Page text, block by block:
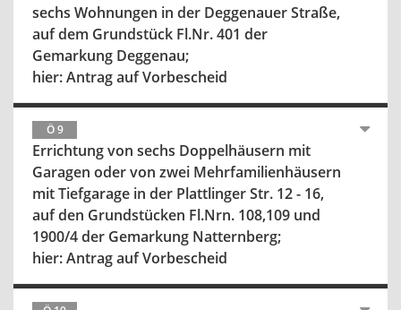
sechs Wohnungen in der Deggenauer Straße,
auf dem Grundstück Fl.Nr. 401 der
Gemarkung Deggenau;
hier: Antrag auf Vorbescheid
Ö 9
Errichtung von sechs Doppelhäusern mit
Garagen oder von zwei Mehrfamilienhäusern
mit Tiefgarage in der Plattlinger Str. 12 - 16,
auf den Grundstücken Fl.Nrn. 108,109 und
1900/4 der Gemarkung Natternberg;
hier: Antrag auf Vorbescheid